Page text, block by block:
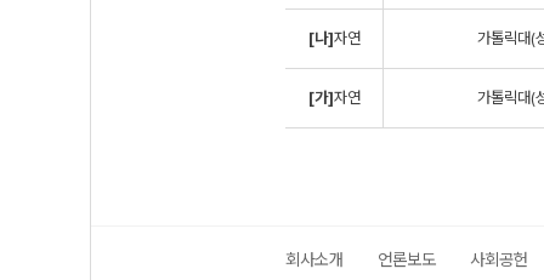
[나]자연 가톨릭대(
[가]자연 가톨릭대(
회사소개 언론보도 사회공헌